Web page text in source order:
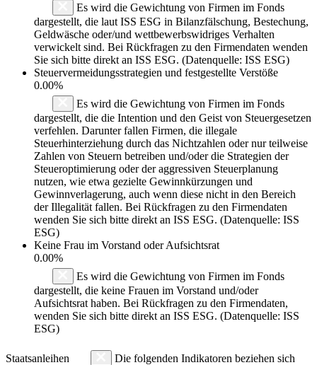
Es wird die Gewichtung von Firmen im Fonds
dargestellt, die laut ISS ESG in Bilanzfälschung, Bestechung,
Geldwäsche oder/und wettbewerbswidriges Verhalten
verwickelt sind. Bei Rückfragen zu den Firmendaten wenden
Sie sich bitte direkt an ISS ESG. (Datenquelle: ISS ESG)
Steuervermeidungsstrategien und festgestellte Verstöße
0.00%
Es wird die Gewichtung von Firmen im Fonds
dargestellt, die die Intention und den Geist von Steuergesetzen
verfehlen. Darunter fallen Firmen, die illegale
Steuerhinterziehung durch das Nichtzahlen oder nur teilweise
Zahlen von Steuern betreiben und/oder die Strategien der
Steueroptimierung oder der aggressiven Steuerplanung
nutzen, wie etwa gezielte Gewinnkürzungen und
Gewinnverlagerung, auch wenn diese nicht in den Bereich
der Illegalität fallen. Bei Rückfragen zu den Firmendaten
wenden Sie sich bitte direkt an ISS ESG. (Datenquelle: ISS
ESG)
Keine Frau im Vorstand oder Aufsichtsrat
0.00%
Es wird die Gewichtung von Firmen im Fonds
dargestellt, die keine Frauen im Vorstand und/oder
Aufsichtsrat haben. Bei Rückfragen zu den Firmendaten,
wenden Sie sich bitte direkt an ISS ESG. (Datenquelle: ISS
ESG)
Staatsanleihen
Die folgenden Indikatoren beziehen sich